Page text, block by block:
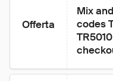
Offerta
Mix
codes